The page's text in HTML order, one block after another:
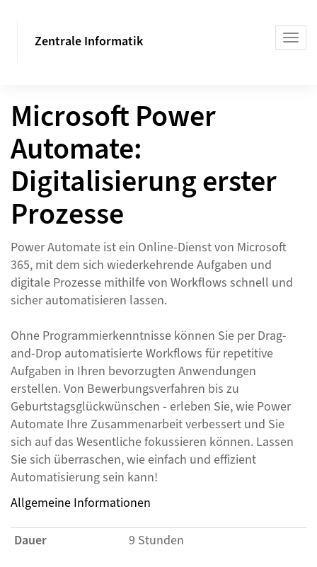
Zentrale Informatik
Microsoft Power
Automate:
Digitalisierung erster
Prozesse
Power Automate ist ein Online-Dienst von Microsoft
365, mit dem sich wiederkehrende Aufgaben und
digitale Prozesse mithilfe von Workflows schnell und
sicher automatisieren lassen.
Ohne Programmierkenntnisse können Sie per Drag-
and-Drop automatisierte Workflows für repetitive
Aufgaben in Ihren bevorzugten Anwendungen
erstellen. Von Bewerbungsverfahren bis zu
Geburtstagsglückwünschen - erleben Sie, wie Power
Automate Ihre Zusammenarbeit verbessert und Sie
sich auf das Wesentliche fokussieren können. Lassen
Sie sich überraschen, wie einfach und effizient
Automatisierung sein kann!​​​​​​​
Allgemeine Informationen
Dauer 9 Stunden